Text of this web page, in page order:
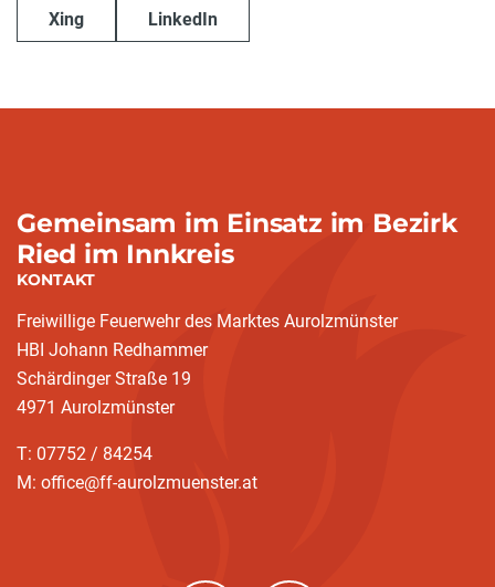
Xing LinkedIn
Gemeinsam im Einsatz im Bezirk
Ried im Innkreis
KONTAKT
Freiwillige Feuerwehr des Marktes Aurolzmünster
HBI Johann Redhammer
Schärdinger Straße 19
4971 Aurolzmünster
T: 07752 / 84254
M: office@ff-aurolzmuenster.at